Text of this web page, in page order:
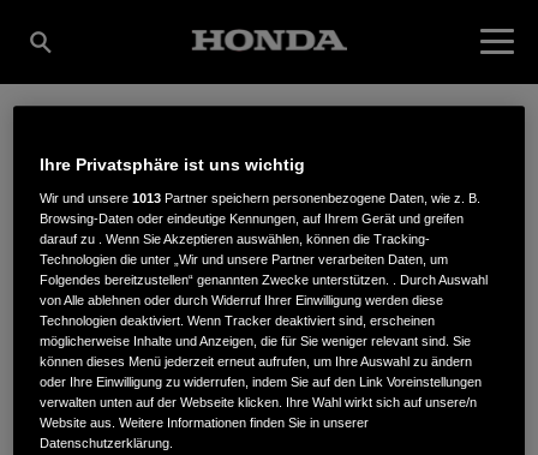
LÜCKE-SCHRÖDER,
INH. HERMANN
SCHRÖDER
Schwagstorfer Straße 14
Ihre Privatsphäre ist uns wichtig
Wir und unsere1013 Partner speichern personenbezogene Daten, wie z. B.
Browsing-Daten oder eindeutige Kennungen, auf Ihrem Gerät und greifen
darauf zu . Wenn Sie Akzeptieren auswählen, können die Tracking-
Technologien die unter „Wir und unsere Partner verarbeiten Daten, um
Folgendes bereitzustellen“ genannten Zwecke unterstützen. . Durch Auswahl
von Alle ablehnen oder durch Widerruf Ihrer Einwilligung werden diese
Technologien deaktiviert. Wenn Tracker deaktiviert sind, erscheinen
möglicherweise Inhalte und Anzeigen, die für Sie weniger relevant sind. Sie
können dieses Menü jederzeit erneut aufrufen, um Ihre Auswahl zu ändern
oder Ihre Einwilligung zu widerrufen, indem Sie auf den Link Voreinstellungen
verwalten unten auf der Webseite klicken. Ihre Wahl wirkt sich auf unsere/n
Website aus. Weitere Informationen finden Sie in unserer
Datenschutzerklärung.